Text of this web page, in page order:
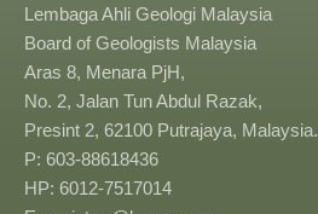
Lembaga Ahli Geologi Malaysia
Board of Geologists Malaysia
Aras 8, Menara PjH,
No. 2, Jalan Tun Abdul Razak,
Presint 2, 62100 Putrajaya, Malaysia.
P: 603-88618436
HP: 6012-7517014